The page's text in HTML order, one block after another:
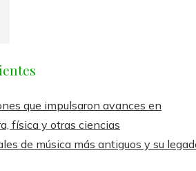
que impulsaron avances en
física y otras ciencias
de música más antiguos y su